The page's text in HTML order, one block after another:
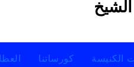
كورساتنا الكنيسة